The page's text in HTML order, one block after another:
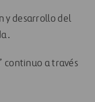
y desarrollo del
continuo a través